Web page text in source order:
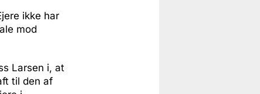
ikke har
mod
Larsen i, at
til den af